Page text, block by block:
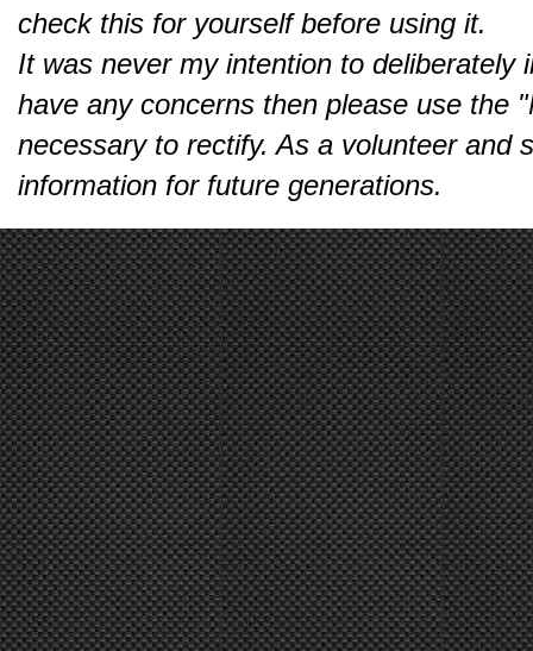
check this for yourself before using it.
It was never my intention to
have any concerns then please use the
necessary to rectify. As a volunteer and
information for future generations.